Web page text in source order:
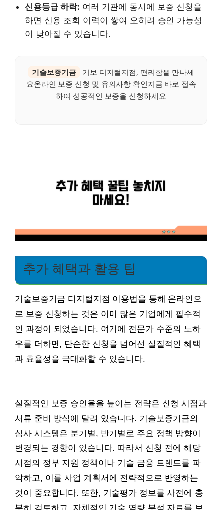
신용등급 하락: 여러 기관에 동시에 보증 신청을
하면 신용 조회 이력이 쌓여 오히려 승인 가능성
이 낮아질 수 있습니다.
기술보증기금
기보 디지털지점, 편리함을 만나세
요온라인 보증 신청 및 유의사항 확인지금 바로 접속
하여 성공적인 보증을 신청하세요
추가 혜택과 활용 팁
기술보증기금 디지털지점 이용법을 통해 온라인으
로 보증 신청하는 것은 이미 많은 기업에게 필수적
인 과정이 되었습니다. 여기에 전문가 수준의 노하
우를 더하면, 단순한 신청을 넘어선 실질적인 혜택
과 효율성을 극대화할 수 있습니다.
실질적인 보증 승인율을 높이는 전략은 신청 시점과
서류 준비 방식에 달려 있습니다. 기술보증기금의
심사 시스템은 분기별, 반기별로 주요 정책 방향이
변경되는 경향이 있습니다. 따라서 신청 전에 해당
시점의 정부 지원 정책이나 기술 금융 트렌드를 파
악하고, 이를 사업 계획서에 전략적으로 반영하는
것이 중요합니다. 또한, 기술평가 정보를 사전에 충
분히 검토하고, 자체적인 기술 역량 분석 자료를 보